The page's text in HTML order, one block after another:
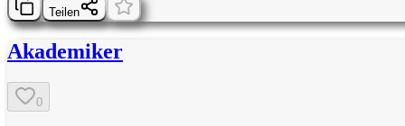
Teilen
Akademiker
0